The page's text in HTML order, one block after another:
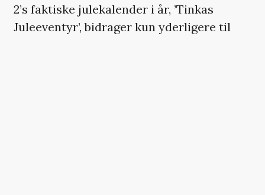
2’s faktiske julekalender i år, ’Tinkas
Juleeventyr’, bidrager kun yderligere til